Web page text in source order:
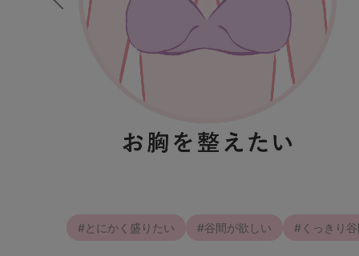
S-AB S-CD
#とにかく盛りたい #谷間が欲しい #くっきり